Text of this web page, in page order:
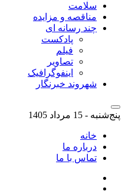
سلامت
مناقصه و مزایده
چند رسانه ای
پادکست
فیلم
تصاویر
اینفوگرافیک
شهروند خبرنگار
پنج‌شنبه - 15 مرداد 1405
خانه
درباره ما
تماس با ما